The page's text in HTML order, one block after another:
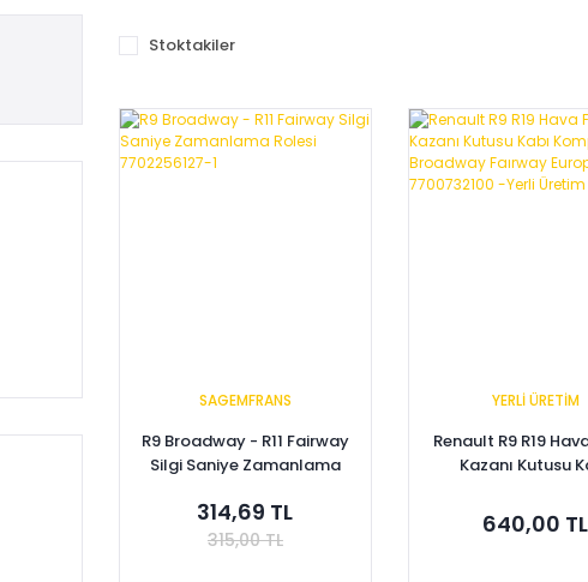
Stoktakiler
SAGEMFRANS
R9 Broadway - R11 Fairway
Silgi Saniye Zamanlama
314,69 TL
315,00 TL
YERLİ ÜRETİM
Renault R9 R19
Kazanı Kutusu
Europa
Üretim
640,00 TL